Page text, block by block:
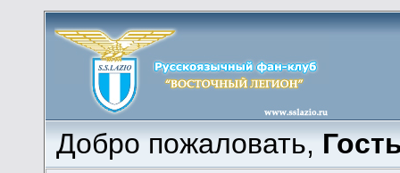
Добро пожаловать,